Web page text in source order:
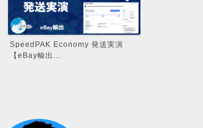
SpeedPAK Economy 発送実演
【eBay輸出...